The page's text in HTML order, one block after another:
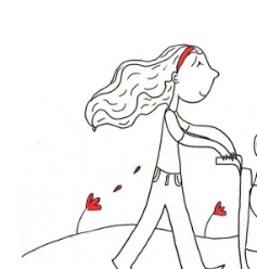
© disegno di Greta
@grugretabombardieri